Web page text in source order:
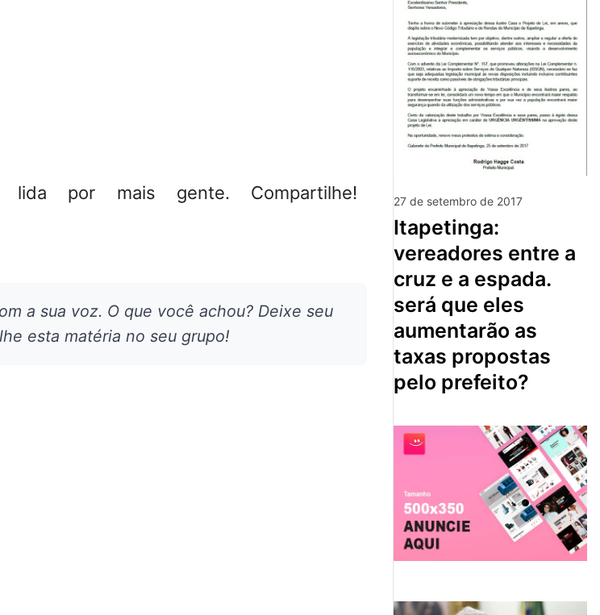
por mais gente. Compartilhe!
a sua voz. O que você achou? Deixe seu
esta matéria no seu grupo!
27 de setembro de 2017
itapetinga:
vereadores entre a
cruz e a espada.
será que eles
aumentarão as
taxas propostas
pelo prefeito?